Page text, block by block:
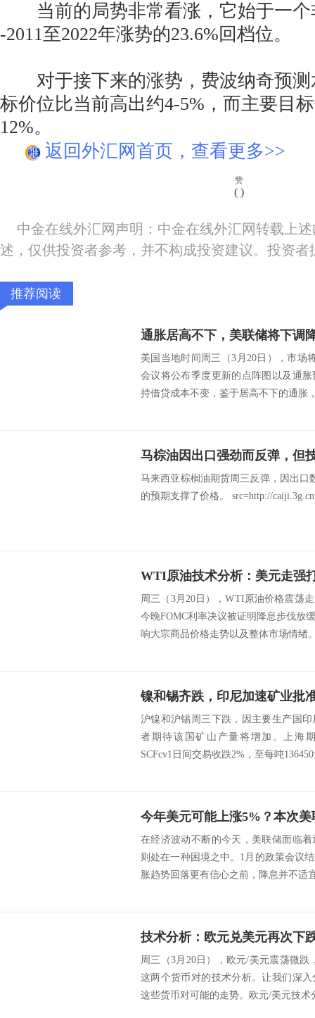
当前的局势非常看涨，它始于一个
-2011至2022年涨势的23.6%回档位。
对于接下来的涨势，费波纳奇预测
标价位比当前高出约4-5%，而主要目
12%。
返回外汇网首页，查看更多>>
赞
( )
中金在线外汇网声明：中金在线外汇网转载上
述，仅供投资者参考，并不构成投资建议。投资
推荐阅读
通胀居高不下，美联储将下调
美国当地时间周三（3月20日），市场
会议将公布季度更新的点阵图以及通
持借贷成本不变，鉴于居高不下的通胀
马来西亚棕榈油期货周三反弹，因出口
的预期支撑了价格。 src=http://
周三（3月20日），WTI原油价格震荡
今晚FOMC利率决议被证明降息步伐放
响大宗商品价格走势以及整体市场情绪
镍和锡齐跌，印尼加速矿业批
沪镍和沪锡周三下跌，因主要生产国
者期待该国矿山产量将增加。上海
SCFcv1日间交易收跌2%，至每吨
今年美元可能上涨5%？本次
在经济波动不断的今天，美联储面临
则处在一种困境之中。1月的政策会议
胀趋势回落更有信心之前，降息并不适
周三（3月20日），欧元/美元震荡微
这两个货币对的技术分析。让我们深
这些货币对可能的走势。欧元/美元技术